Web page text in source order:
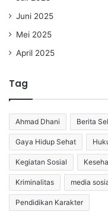
Juni 2025
Mei 2025
April 2025
Tag
Ahmad Dhani Berita
Gaya Hidup Sehat
Kegiatan Sosial
Kriminalitas media
Pendidikan Karakter